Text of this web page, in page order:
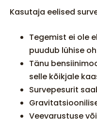
Kasutaja eelised
Tegemist ei ole
puudub lühise
Tänu
selle kõikjale
Survepesurit
Veevarustuse